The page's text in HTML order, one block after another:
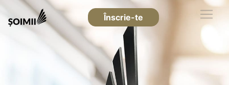
Înscrie-te